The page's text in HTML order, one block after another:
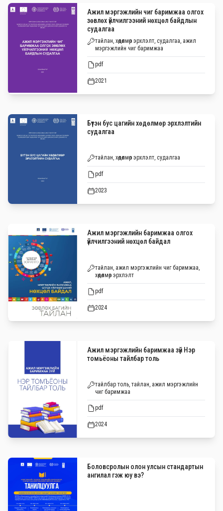
Ажил мэргэжлийн чиг баримжаа олгох
зөвлөх үйлчилгээний нөхцөл байдлын
судалгаа
тайлан, хөдөлмөр эрхлэлт, судалгаа, ажил
мэргэжлийн чиг баримжаа
pdf
2021
Бүтэн бус цагийн хөдөлмөр эрхлэлтийн
судалгаа
тайлан, хөдөлмөр эрхлэлт, судалгаа
pdf
2023
Ажил мэргэжлийн баримжаа олгох
үйлчилгээний нөхцөл байдал
тайлан, ажил мэргэжлийн чиг баримжаа,
хөдөлмөр эрхлэлт
pdf
2024
Ажил мэргэжлийн баримжаа зүй Нэр
томьёоны тайлбар толь
тайлбар толь, тайлан, ажил мэргэжлийн
чиг баримжаа
pdf
2024
Боловсролын олон улсын стандартын
ангилал гэж юу вэ?